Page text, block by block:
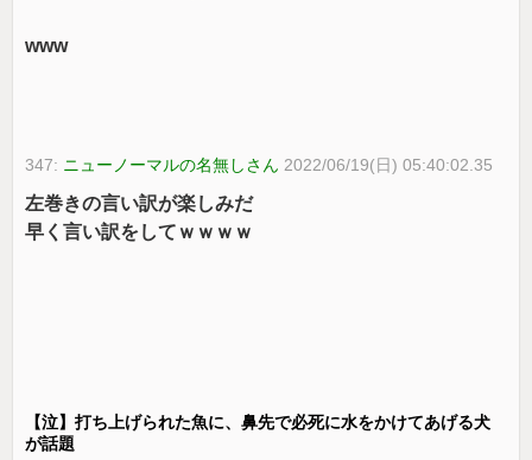
www
347: ニューノーマルの名無しさん 2022/06/19(日) 05:40:02.35
左巻きの言い訳が楽しみだ
早く言い訳をしてｗｗｗｗ
【泣】打ち上げられた魚に、鼻先で必死に水をかけてあげる犬
が話題